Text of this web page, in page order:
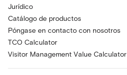
Jurídico
Catálogo de productos
Póngase en contacto con nosotros
TCO Calculator
Visitor Management Value Calculator